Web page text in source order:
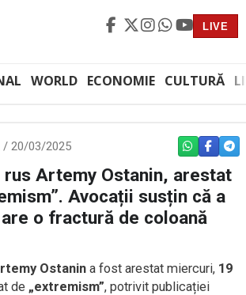
LIVE
WORLD ECONOMIE CULTURĂ
/ 20/03/2025 WHATSAPP
rus Artemy Ostanin, arestat
Avocații susțin că a
o fractură de coloană
Ostanin a fost arestat miercuri, 19
de „extremism”, potrivit publicației